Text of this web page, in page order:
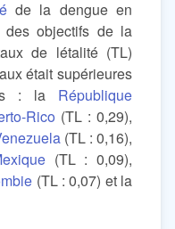
de la dengue en
objectifs de la
de létalité (TL)
était supérieures
: la République
Rico (TL : 0,29),
(TL : 0,16),
(TL : 0,09),
(TL : 0,07) et la